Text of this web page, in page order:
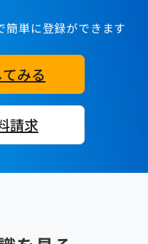
簡単に登録ができます
みる
請求